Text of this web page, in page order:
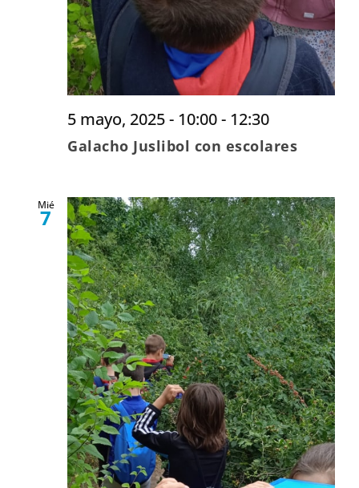
5 mayo, 2025 - 10:00- 12:30
Galacho Juslibol con escolares
Mié
7